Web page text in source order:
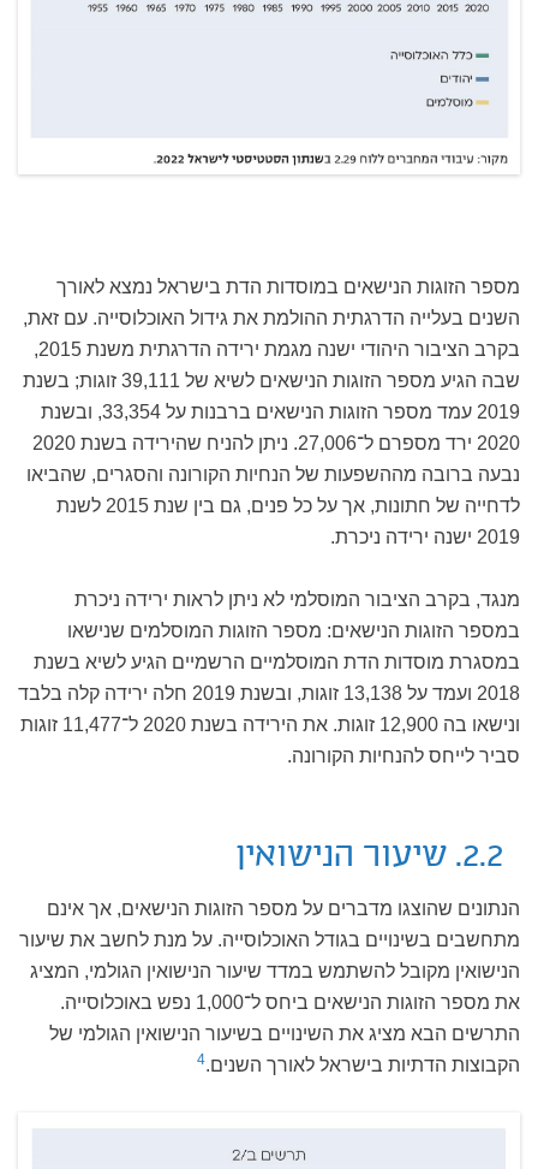
מספר הזוגות הנישאים במוסדות הדת בישראל נמצא לאורך
השנים בעלייה הדרגתית ההולמת את גידול האוכלוסייה. עם זאת,
בקרב הציבור היהודי ישנה מגמת ירידה הדרגתית משנת 2015,
שבה הגיע מספר הזוגות הנישאים לשיא של 39,111 זוגות; בשנת
2019 עמד מספר הזוגות הנישאים ברבנות על 33,354, ובשנת
2020 ירד מספרם ל־27,006. ניתן להניח שהירידה בשנת 2020
נבעה ברובה מההשפעות של הנחיות הקורונה והסגרים, שהביאו
לדחייה של חתונות, אך על כל פנים, גם בין שנת 2015 לשנת
2019 ישנה ירידה ניכרת.
מנגד, בקרב הציבור המוסלמי לא ניתן לראות ירידה ניכרת
במספר הזוגות הנישאים: מספר הזוגות המוסלמים שנישאו
במסגרת מוסדות הדת המוסלמיים הרשמיים הגיע לשיא בשנת
2018 ועמד על 13,138 זוגות, ובשנת 2019 חלה ירידה קלה בלבד
ונישאו בה 12,900 זוגות. את הירידה בשנת 2020 ל־11,477 זוגות
סביר לייחס להנחיות הקורונה.
הנתונים שהוצגו מדברים על מספר הזוגות הנישאים, אך אינם
מתחשבים בשינויים בגודל האוכלוסייה. על מנת לחשב את שיעור
הנישואין מקובל להשתמש במדד שיעור הנישואין הגולמי, המציג
את מספר הזוגות הנישאים ביחס ל־1,000 נפש באוכלוסייה.
התרשים הבא מציג את השינויים בשיעור הנישואין הגולמי של
הקבוצות הדתיות בישראל לאורך השנים.4